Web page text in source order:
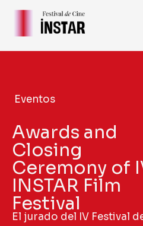
Skip
content
Eventos
Awards and
Closing
Ceremony of
INSTAR Film
Festival
El jurado del IV Festival